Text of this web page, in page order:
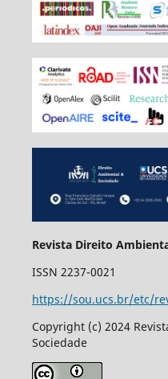
Revista Direito
ISSN 2237-0021
https://sou.ucs.br/etc/
Copyright (c) 2024
Sociedade